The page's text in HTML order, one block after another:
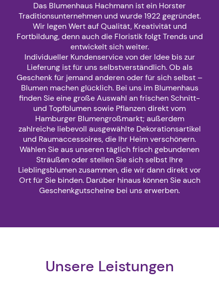
Das Blumenhaus Hachmann ist ein Horster
Traditionsunternehmen und wurde 1922 gegründet.
Wir legen Wert auf Qualität, Kreativität und
Fortbildung, denn auch die Floristik folgt Trends und
entwickelt sich weiter.
Individueller Kundenservice von der Idee bis zur
Lieferung ist für uns selbstverständlich. Ob als
Geschenk für jemand anderen oder für sich selbst –
Blumen machen glücklich. Bei uns im Blumenhaus
finden Sie eine große Auswahl an frischen Schnitt-
und Topfblumen sowie Pflanzen direkt vom
Hamburger Blumengroßmarkt; außerdem
zahlreiche liebevoll ausgewählte Dekorationsartikel
und Raumaccessoires, die Ihr Heim verschönern.
Wählen Sie aus unseren täglich frisch gebundenen
Sträußen oder stellen Sie sich selbst Ihre
Lieblingsblumen zusammen, die wir dann direkt vor
Ort für Sie binden. Darüber hinaus können Sie auch
Geschenkgutscheine bei uns erwerben.
Unsere Leistungen